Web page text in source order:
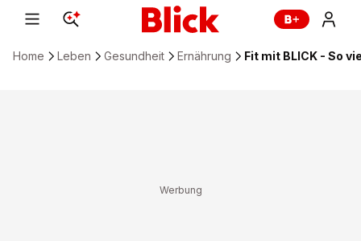
Home Leben Gesundheit Ernährung Fit mit BLICK - So